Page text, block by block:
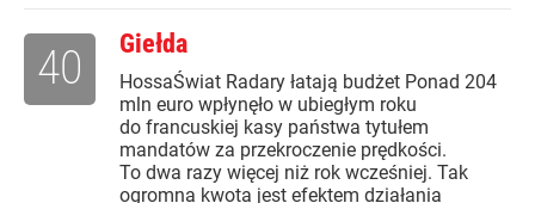
Giełda
HossaŚwiat Radary łatają budżet Ponad 204
mln euro wpłynęło w ubiegłym roku
do francuskiej kasy państwa tytułem
mandatów za przekroczenie prędkości.
To dwa razy więcej niż rok wcześniej. Tak
ogromna kwota jest efektem działania
40